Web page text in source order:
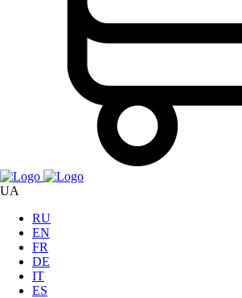
UA
RU
EN
FR
DE
IT
ES